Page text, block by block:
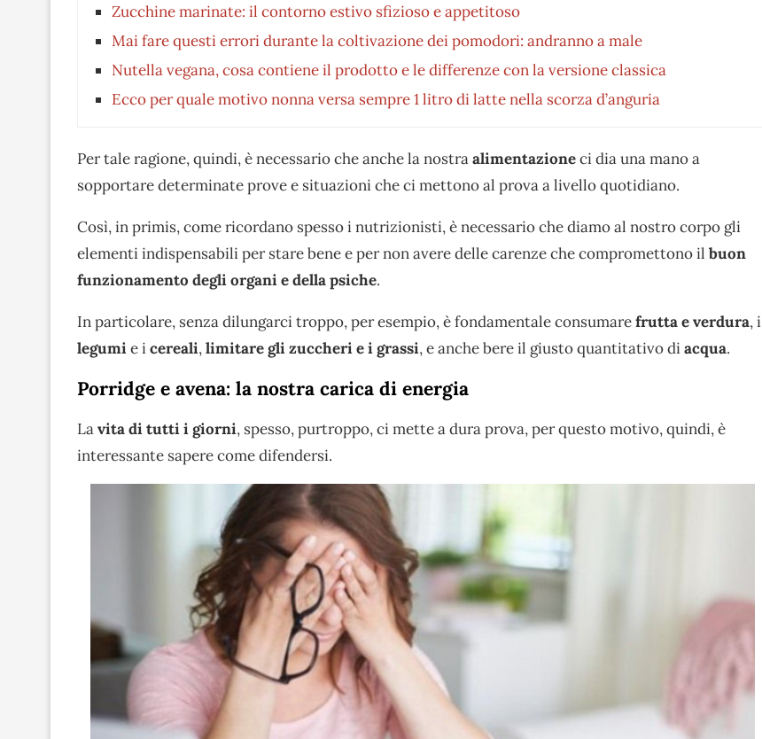
Zucchine marinate: il contorno estivo sfizioso e appetitoso
Mai fare questi errori durante la coltivazione dei pomodori: andranno a male
Nutella vegana, cosa contiene il prodotto e le differenze con la versione classica
Ecco per quale motivo nonna versa sempre 1 litro di latte nella scorza d’anguria
Per tale ragione, quindi, è necessario che anche la nostraalimentazioneci dia una mano a
sopportare determinate prove e situazioni che ci mettono al prova a livello quotidiano.
Così, in primis, come ricordano spesso i nutrizionisti, è necessario che diamo al nostro corpo gli
elementi indispensabili per stare bene e per non avere delle carenze che compromettono il buon
funzionamento degli organi e della psiche.
In particolare, senza dilungarci troppo, per esempio, è fondamentale consumarefrutta e verdura, i
legumie icereali,limitare gli zuccheri e i grassi, e anche bere il giusto quantitativo diacqua.
Porridge e avena: la nostra carica di energia
Lavita di tutti i giorni, spesso, purtroppo, ci mette a dura prova, per questo motivo, quindi, è
interessante sapere come difendersi.